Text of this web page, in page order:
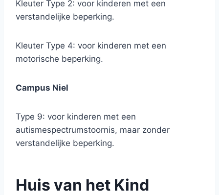
Kleuter Type 2: voor kinderen met een
verstandelijke beperking.
Kleuter Type 4: voor kinderen met een
motorische beperking.
Campus Niel
Type 9: voor kinderen met een
autismespectrumstoornis, maar zonder
verstandelijke beperking.
Huis van het Kind